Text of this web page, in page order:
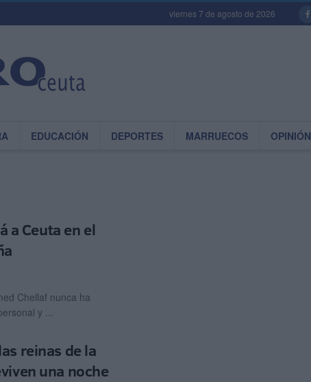
viernes 7 de agosto de 2026
EDUCACIÓN DEPORTES MARRUECOS OPINIÓN
a Ceuta en el
Chellaf nunca ha
y ...
reinas de la
una noche